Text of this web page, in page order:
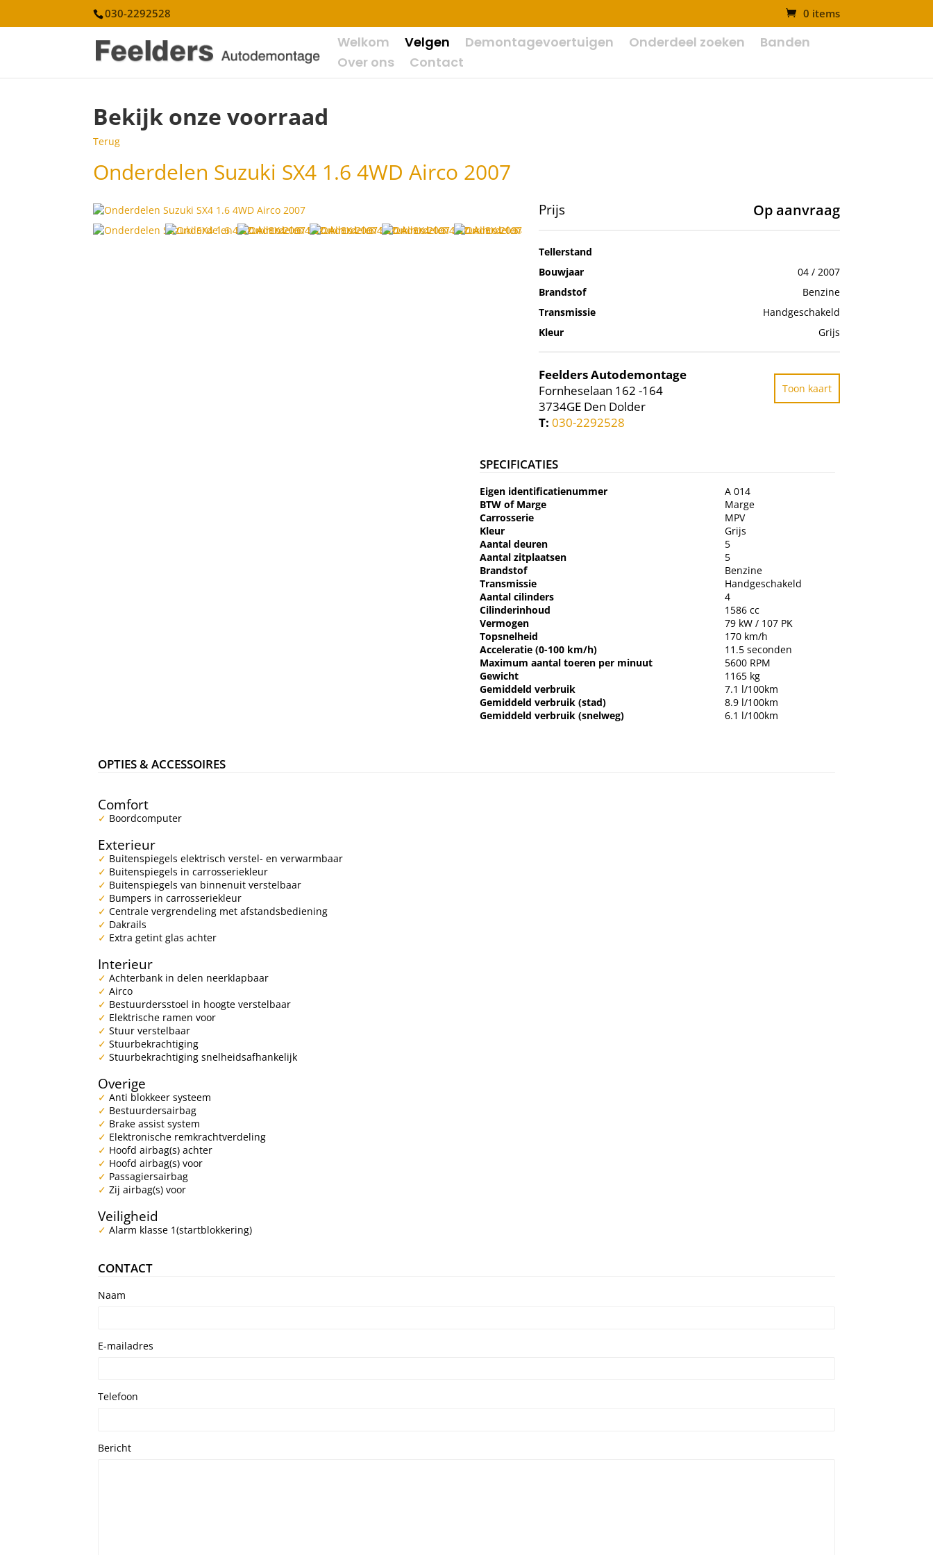
030-2292528 0 items
Welkom Velgen Demontagevoertuigen Onderdeel zoeken
Banden
Over ons
Contact
Bekijk onze voorraad
Terug
Onderdelen Suzuki SX4 1.6 4WD Airco 2007
Prijs Op aanvraag
Tellerstand
Bouwjaar
04 / 2007
Brandstof
Benzine
Transmissie
Handgeschakeld
Kleur
Grijs
Feelders Autodemontage
Fornheselaan 162 -164
3734GE Den Dolder
T: 030-2292528
Toon kaart
SPECIFICATIES
Eigen identificatienummer
A 014
BTW of Marge
Marge
Carrosserie
MPV
Kleur
Grijs
Aantal deuren
5
Aantal zitplaatsen
5
Brandstof
Benzine
Transmissie
Handgeschakeld
Aantal cilinders
4
Cilinderinhoud
1586 cc
Vermogen
79 kW / 107 PK
Topsnelheid
170 km/h
Acceleratie (0-100 km/h)
11.5 seconden
Maximum aantal toeren per minuut
5600 RPM
Gewicht
1165 kg
Gemiddeld verbruik
7.1 l/100km
Gemiddeld verbruik (stad)
8.9 l/100km
Gemiddeld verbruik (snelweg)
6.1 l/100km
OPTIES & ACCESSOIRES
Comfort
Boordcomputer
Exterieur
Buitenspiegels elektrisch verstel- en verwarmbaar
Buitenspiegels in carrosseriekleur
Buitenspiegels van binnenuit verstelbaar
Bumpers in carrosseriekleur
Centrale vergrendeling met afstandsbediening
Dakrails
Extra getint glas achter
Interieur
Achterbank in delen neerklapbaar
Airco
Bestuurdersstoel in hoogte verstelbaar
Elektrische ramen voor
Stuur verstelbaar
Stuurbekrachtiging
Stuurbekrachtiging snelheidsafhankelijk
Overige
Anti blokkeer systeem
Bestuurdersairbag
Brake assist system
Elektronische remkrachtverdeling
Hoofd airbag(s) achter
Hoofd airbag(s) voor
Passagiersairbag
Zij airbag(s) voor
Veiligheid
Alarm klasse 1(startblokkering)
CONTACT
Naam
E-mailadres
Telefoon
Bericht